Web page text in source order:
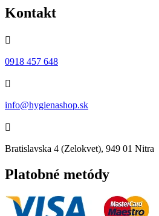
Kontakt

0918 457 648

info@hygienashop.sk

Bratislavska 4 (Zelokvet), 949 01 Nitra
Platobné metódy